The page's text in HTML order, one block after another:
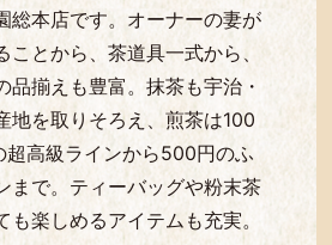
総本店です。オーナーの妻が
ことから、茶道具一式から、
品揃えも豊富。抹茶も宇治・
地を取りそろえ、煎茶は100
高級ラインから500円のふ
まで。ティーバッグや粉末茶
も楽しめるアイテムも充実。